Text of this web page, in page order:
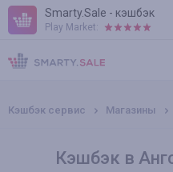
Smarty.Sale - кэшбэк
Play Market:
ПРАВИЛА
ПЛАГИНЫ
Кэшбэк сервис Магазины
Кэшбэк в